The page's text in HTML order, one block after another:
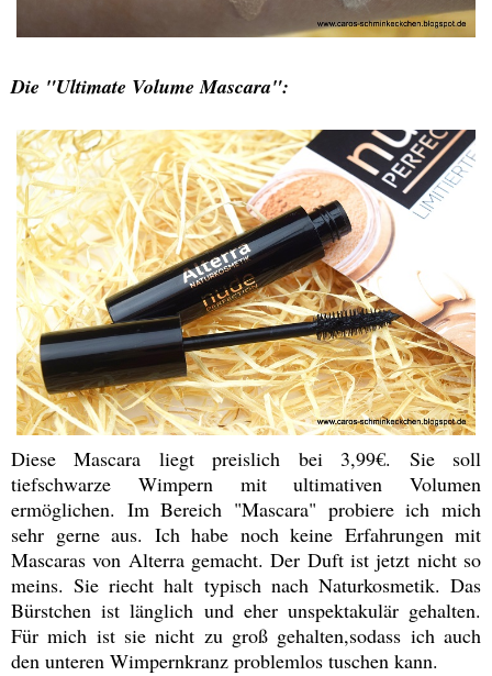
Die "Ultimate Volume Mascara":
Diese Mascara liegt preislich bei 3,99€. Sie soll
tiefschwarze Wimpern mit ultimativen Volumen
ermöglichen. Im Bereich "Mascara" probiere ich mich
sehr gerne aus. Ich habe noch keine Erfahrungen mit
Mascaras von Alterra gemacht. Der Duft ist jetzt nicht so
meins. Sie riecht halt typisch nach Naturkosmetik. Das
Bürstchen ist länglich und eher unspektakulär gehalten.
Für mich ist sie nicht zu groß gehalten,sodass ich auch
den unteren Wimpernkranz problemlos tuschen kann.